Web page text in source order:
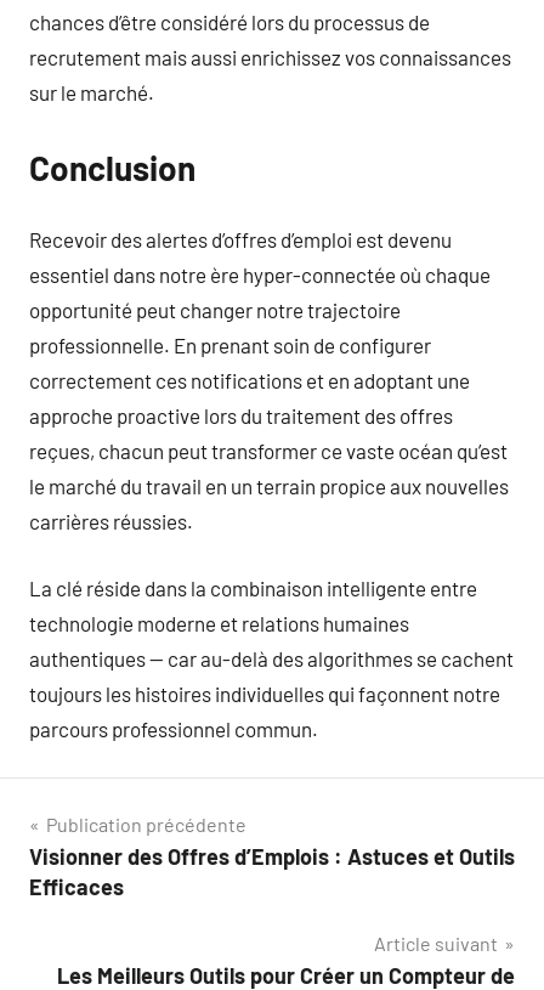
chances d’être considéré lors du processus de
recrutement mais aussi enrichissez vos connaissances
sur le marché.
Conclusion
Recevoir des alertes d’offres d’emploi est devenu
essentiel dans notre ère hyper-connectée où chaque
opportunité peut changer notre trajectoire
professionnelle. En prenant soin de configurer
correctement ces notifications et en adoptant une
approche proactive lors du traitement des offres
reçues, chacun peut transformer ce vaste océan qu’est
le marché du travail en un terrain propice aux nouvelles
carrières réussies.
La clé réside dans la combinaison intelligente entre
technologie moderne et relations humaines
authentiques — car au-delà des algorithmes se cachent
toujours les histoires individuelles qui façonnent notre
parcours professionnel commun.
Navigation
de
Publication précédente
Visionner des Offres d’Emplois : Astuces et Outils
Efficaces
Article suivant
Les Meilleurs Outils pour Créer un Compteur de